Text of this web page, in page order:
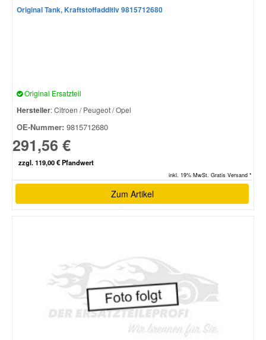
Original Tank, Kraftstoffadditiv 9815712680
Original Ersatzteil
Hersteller: Citroen / Peugeot / Opel
OE-Nummer: 9815712680
291,56 €
zzgl. 119,00 € Pfandwert
inkl. 19% MwSt. Gratis Versand *
Zum Artikel